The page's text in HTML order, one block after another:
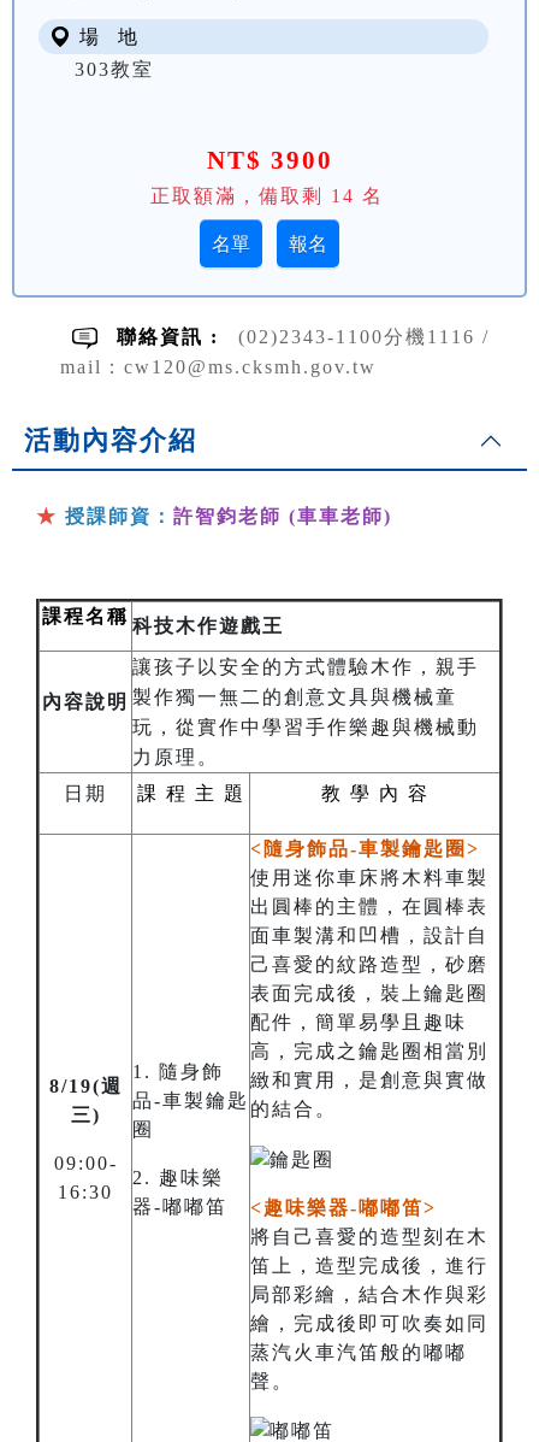
NT$ 3900
場 地
303教室
正取額滿，備取剩 14 名
聯絡資訊 :
(02)2343-1100分機1116 /
mail：cw120@ms.cksmh.gov.tw
活動內容介紹
★ 授課師資： 許智鈞老師 (車車老師)
課程名稱 科技木作遊戲王
內容說明
讓孩子以安全的方式體驗木作，親手
製作獨一無二的創意文具與機械童
玩，從實作中學習手作樂趣與機械動
力原理。
日期
課 程 主 題 教 學 內 容
8/19(週
三)
09:00-
16:30
1. 隨身飾
品-車製鑰匙
圈
2. 趣味樂
器-嘟嘟笛
<隨身飾品-車製鑰匙圈>
使用迷你車床將木料車製
出圓棒的主體，在圓棒表
面車製溝和凹槽，設計自
己喜愛的紋路造型，砂磨
表面完成後，裝上鑰匙圈
配件，簡單易學且趣味
高，完成之鑰匙圈相當別
緻和實用，是創意與實做
的結合。
<趣味樂器-嘟嘟笛>
將自己喜愛的造型刻在木
笛上，造型完成後，進行
局部彩繪，結合木作與彩
繪，完成後即可吹奏如同
蒸汽火車汽笛般的嘟嘟
聲。